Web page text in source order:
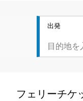
出発
フェリーチケ